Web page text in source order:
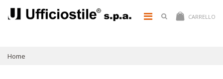
CARRELLO
Home